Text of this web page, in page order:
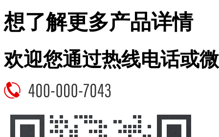
想了解更多产品详情
欢迎您通过热线电话或